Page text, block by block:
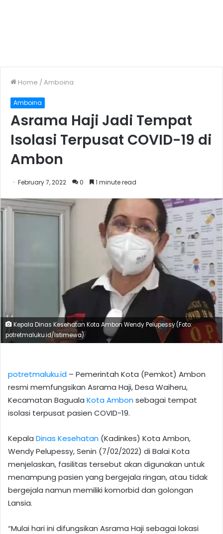
Home /Amboina
Amboina
Asrama Haji Jadi Tempat
Isolasi Terpusat COVID-19 di
Ambon
February 7, 2022 0 1 minute read
Kepala Dinas Kesehatan Kota Ambon Wendy Pelupessy.(Foto:
potretmaluku.id/Istimewa)
potretmaluku.id – Pemerintah Kota (Pemkot) Ambon
resmi memfungsikan Asrama Haji, Desa Waiheru,
Kecamatan Baguala Kota Ambonsebagai tempat
isolasi terpusat pasien COVID-19.
Kepala Dinas Kesehatan (Kadinkes) Kota Ambon,
Wendy Pelupessy, Senin (7/02/2022) di Balai Kota
menjelaskan, fasilitas tersebut akan digunakan untuk
menampung pasien yang bergejala ringan, atau tidak
bergejala namun memiliki komorbid dan golongan
Lansia.
“Mulai hari ini difungsikan Asrama Haji sebagai lokasi